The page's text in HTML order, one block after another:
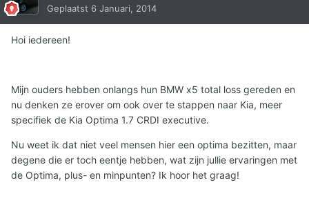
Geplaatst 6 Januari, 2014
Hoi iedereen!
Mijn ouders hebben onlangs hun BMW x5 total loss gereden en
nu denken ze erover om ook over te stappen naar Kia, meer
specifiek de Kia Optima 1.7 CRDI executive.
Nu weet ik dat niet veel mensen hier een optima bezitten, maar
degene die er toch eentje hebben, wat zijn jullie ervaringen met
de Optima, plus- en minpunten? Ik hoor het graag!